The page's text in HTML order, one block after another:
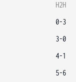
H2H
0-3
3-0
4-1
5-6